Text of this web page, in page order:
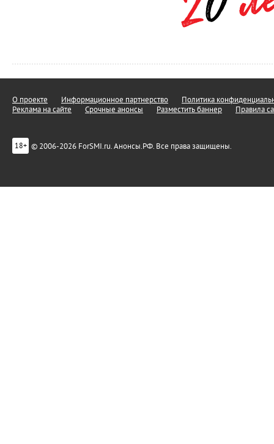
О проекте Информационное партнерство
Политика
Реклама на сайте
Срочные анонсы Разместить баннер Правила
18+ © 2006-2026 ForSMI.ru. Анонсы.РФ. Все права защищены.